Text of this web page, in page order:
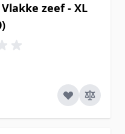
Vlakke zeef - XL